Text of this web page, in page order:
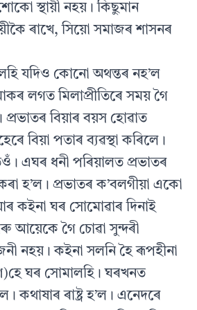
শোকো স্থায়ী নহয়। কিছুমান
ৰাখে, সিয়ো সমাজৰ শাসনৰ
যদিও কোনো অথন্তৰ নহ’ল
লগত মিলাপ্ৰীতিৰে সময় গৈ
বিয়াৰ বয়স হোৱাত
বিয়া পতাৰ ব্যৱস্থা কৰিলে।
এঘৰ ধনী পৰিয়ালত প্ৰভাতৰ
হ’ল। প্ৰভাতৰ ক’বলগীয়া একো
কইনা ঘৰ সোমোৱাৰ দিনাই
আয়েকে গৈ চোৱা সুন্দৰী
নহয়। কইনা সলনি হৈ ৰূপহীনা
ঘৰ সোমালহি। ঘৰখনত
কথাষাৰ ৰাষ্ট্ৰ হ’ল। এনেদৰে